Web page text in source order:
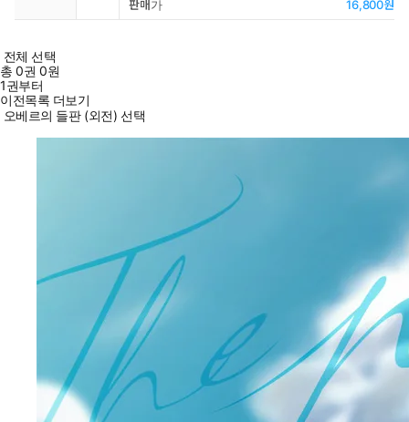
판매가
16,800원
전체 선택
총0권 0원
1권부터
이전목록 더보기
오베르의 들판 (외전) 선택